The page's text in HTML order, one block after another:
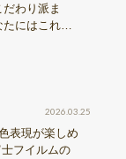
わり派ま
にはこれが
2026.03.25
表現が楽しめ
士フイルムの